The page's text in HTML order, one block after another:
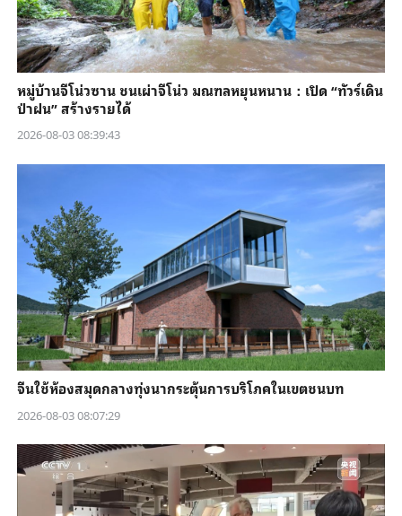
หมู่บ้านจีโน่วซาน ชนเผ่าจีโน่ว มณฑลหยุนหนาน：เปิด “ทัวร์เดิน
ป่าฝน” สร้างรายได้
2026-08-03 08:39:43
จีนใช้ห้องสมุดกลางทุ่งนากระตุ้นการบริโภคในเขตชนบท
2026-08-03 08:07:29